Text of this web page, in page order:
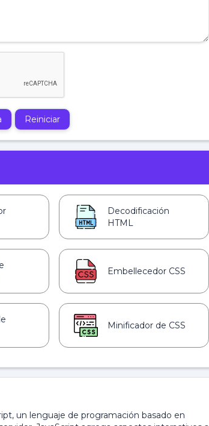
Reiniciar
Decodificación
HTML
Embellecedor CSS
Minificador de CSS
un lenguaje de programación basado en